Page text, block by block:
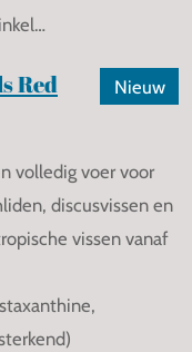
Nieuw
Red
volledig voer voor
discusvissen en
vissen vanaf